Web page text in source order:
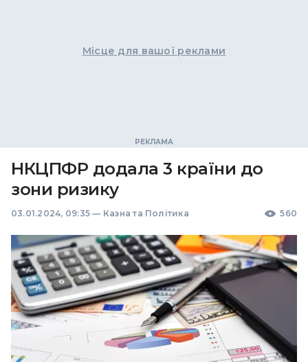
Місце для вашої реклами
НКЦПФР додала 3 країни до
зони ризику
03.01.2024, 09:35 — Казна та Політика 560